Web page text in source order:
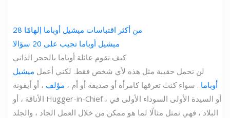
28 من أكثر اقتباسات ميشيل أوباما إلهامًا
ميشيل أوباما تجيب على 20 سؤالا
كيف تقوم عائلة أوباما بالحجر الذاتي
لن تحمل حقيبة مثل هذه لأي شخص فقط. لكني أعمل ميشيل
أوباما . سواء كنت تعرفها كامرأة أو صديقة أو أم ، مؤلف ، أو أيقونة
الأناقة ، أو Hugger-in-Chief ، أو السيدة الأولى السوداء الأولى في
البلاد ، فهي تمثل مثالًا لما هو ممكن من خلال العمل الجاد ، والجلد